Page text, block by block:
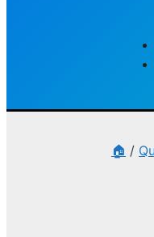
🏠 /